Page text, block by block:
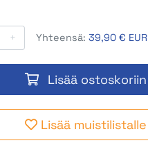
+ Yhteensä: 39,90 € EUR
Lisää ostoskoriin
Lisää muistilistalle